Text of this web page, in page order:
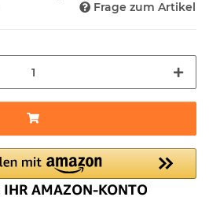
Frage zum Artikel